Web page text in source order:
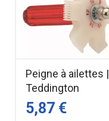
Peigne à ailettes |
Teddington
5,87 €